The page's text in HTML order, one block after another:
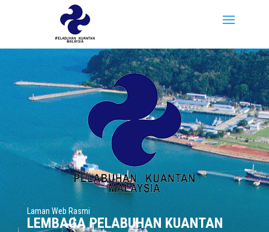
Laman Web Rasmi
LEMBAGA PELABUHAN KUANTAN